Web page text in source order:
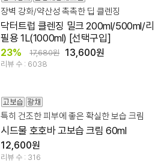
장벽 강화/약산성 촉촉한 딥 클렌징
닥터트럽 클렌징 밀크 200ml/500ml/리
필용 1L(1000ml) [선택구입]
23% 17,680원 13,600원
리뷰 수 : 6038
특히 건조한 피부에 좋은 확실한 보습 크림
시드물 호호바 고보습 크림 60ml
12,600원
리뷰 수 : 316